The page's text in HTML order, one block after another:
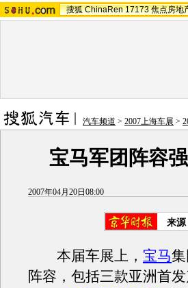
搜狐 ChinaRen 17173 焦点房地
汽车频道 > 2007上海车展 >
宝马军团阵容
2007年04月20日08:00
来源
本届车展上， 宝马
阵容，包括三款亚洲首